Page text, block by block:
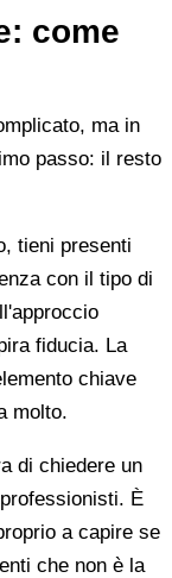
come
ma in
passo: il resto
tieni presenti
con il tipo di
fiducia. La
chiave
molto.
di chiedere un
È
a capire se
che non è la